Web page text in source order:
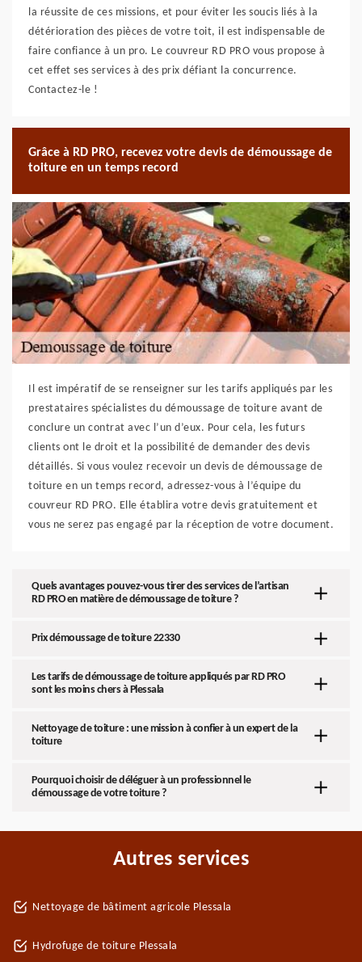
la réussite de ces missions, et pour éviter les soucis liés à la
détérioration des pièces de votre toit, il est indispensable de
faire confiance à un pro. Le couvreur RD PRO vous propose à
cet effet ses services à des prix défiant la concurrence.
Contactez-le !
Grâce à RD PRO, recevez votre devis de démoussage de
toiture en un temps record
Il est impératif de se renseigner sur les tarifs appliqués par les
prestataires spécialistes du démoussage de toiture avant de
conclure un contrat avec l’un d’eux. Pour cela, les futurs
clients ont le droit et la possibilité de demander des devis
détaillés. Si vous voulez recevoir un devis de démoussage de
toiture en un temps record, adressez-vous à l’équipe du
couvreur RD PRO. Elle établira votre devis gratuitement et
vous ne serez pas engagé par la réception de votre document.
Quels avantages pouvez-vous tirer des services de l’artisan
RD PRO en matière de démoussage de toiture ?
Prix démoussage de toiture 22330
Les tarifs de démoussage de toiture appliqués par RD PRO
sont les moins chers à Plessala
Nettoyage de toiture : une mission à confier à un expert de la
toiture
Pourquoi choisir de déléguer à un professionnel le
démoussage de votre toiture ?
Autres services
Nettoyage de bâtiment agricole Plessala
Hydrofuge de toiture Plessala